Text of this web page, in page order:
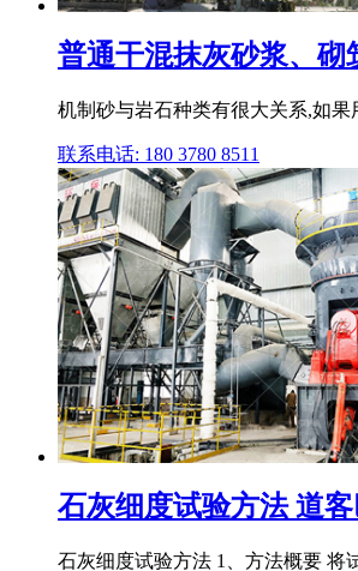
普通干混抹灰砂浆、砌
机制砂与岩石种类有很大关系,如
联系电话: 180 3780 8511
石灰细度试验方法 道
石灰细度试验方法 1、方法概要 将